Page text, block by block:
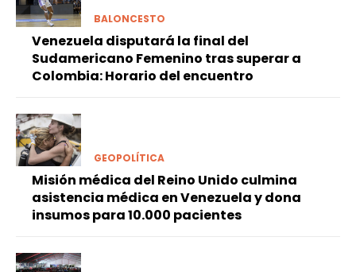
BALONCESTO
Venezuela disputará la final del
Sudamericano Femenino tras superar a
Colombia: Horario del encuentro
GEOPOLÍTICA
Misión médica del Reino Unido culmina
asistencia médica en Venezuela y dona
insumos para 10.000 pacientes